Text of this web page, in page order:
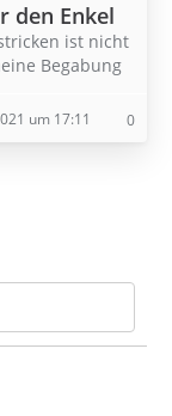
den Enkel
ist nicht
Begabung
um 17:11 0